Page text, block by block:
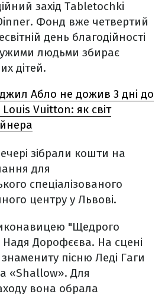
захід Tabletochki
Фонд вже четвертий
день благодійності
людьми збирає
дітей.
Абло не дожив 3 дні до
Louis Vuitton: як світ
зібрали кошти на
для
спеціалізованого
центру у Львові.
"Щедрого
Надя Дорофєєва. На сцені
пісню Леді Гаги
«Shallow». Для
вона обрала